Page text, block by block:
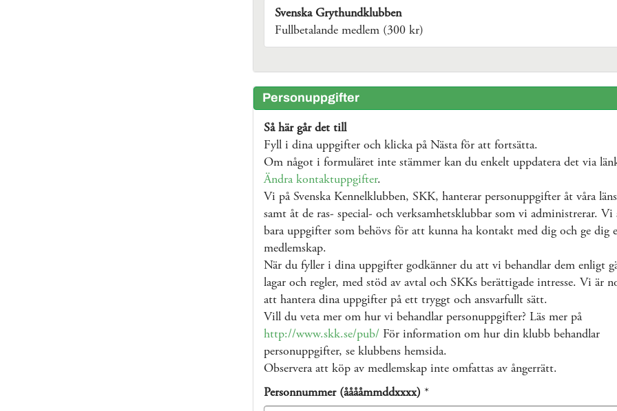
Svenska Grythundklubben
Fullbetalande medlem (300 kr)
Personuppgifter
Så här går det till
Fyll i dina uppgifter och klicka på Nästa för att fortsätta.
Om något i formuläret inte stämmer kan du enkelt uppdatera det via
Ändra kontaktuppgifter.
Vi på Svenska Kennelklubben, SKK, hanterar personuppgifter åt våra
samt åt de ras- special- och verksamhetsklubbar som vi administrerar. Vi
bara uppgifter som behövs för att kunna ha kontakt med dig och ge dig
medlemskap.
När du fyller i dina uppgifter godkänner du att vi behandlar dem enligt
lagar och regler, med stöd av avtal och SKKs berättigade intresse. Vi är
att hantera dina uppgifter på ett tryggt och ansvarfullt sätt.
Vill du veta mer om hur vi behandlar personuppgifter? Läs mer på
http://www.skk.se/pub/ För information om hur din klubb behandlar
personuppgifter, se klubbens hemsida.
Observera att köp av medlemskap inte omfattas av ångerrätt.
Personnummer (ååååmmddxxxx) *